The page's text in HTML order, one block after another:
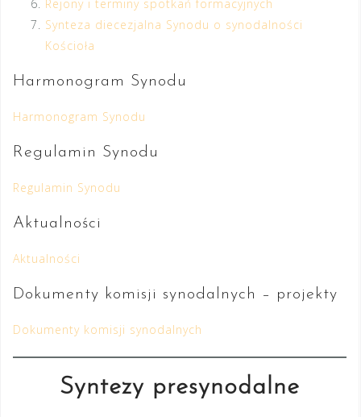
Rejony i terminy spotkań formacyjnych
Synteza diecezjalna Synodu o synodalności
Kościoła
Harmonogram Synodu
Harmonogram Synodu
Regulamin Synodu
Regulamin Synodu
Aktualności
Aktualności
Dokumenty komisji synodalnych – projekty
Dokumenty komisji synodalnych
Syntezy presynodalne